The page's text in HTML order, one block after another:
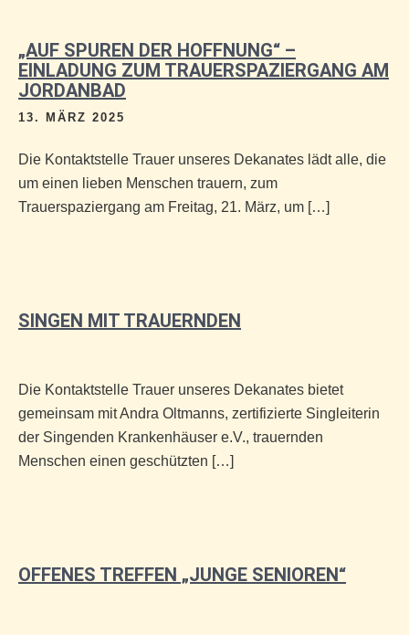
„AUF SPUREN DER HOFFNUNG“ –
EINLADUNG ZUM TRAUERSPAZIERGANG AM
JORDANBAD
13. MÄRZ 2025
Die Kontaktstelle Trauer unseres Dekanates lädt alle, die
um einen lieben Menschen trauern, zum
Trauerspaziergang am Freitag, 21. März, um […]
SINGEN MIT TRAUERNDEN
Die Kontaktstelle Trauer unseres Dekanates bietet
gemeinsam mit Andra Oltmanns, zertifizierte Singleiterin
der Singenden Krankenhäuser e.V., trauernden
Menschen einen geschützten […]
OFFENES TREFFEN „JUNGE SENIOREN“